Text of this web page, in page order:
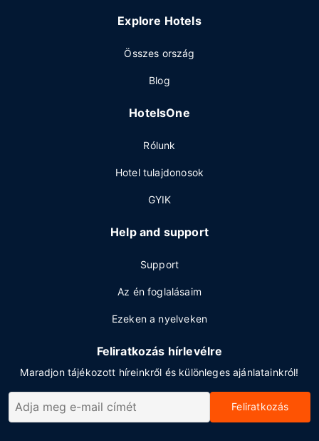
Explore Hotels
Összes ország
Blog
HotelsOne
Rólunk
Hotel tulajdonosok
GYIK
Help and support
Support
Az én foglalásaim
Ezeken a nyelveken
Feliratkozás hírlevélre
Maradjon tájékozott híreinkről és különleges ajánlatainkról!
Feliratkozás